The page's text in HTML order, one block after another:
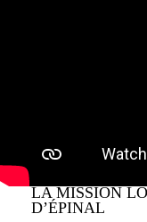
LA MISSION
D’ÉPINAL